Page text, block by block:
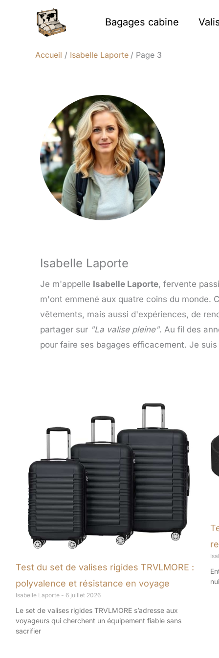
Bagages cabine
Accueil Isabelle Laporte Page 3
Isabelle Laporte
Je m'appelle Isabelle Laporte, fervente
m'ont emmené aux quatre coins du monde.
vêtements, mais aussi d'expériences, de
partager sur "La valise pleine". Au fil des
pour faire ses bagages efficacement. Je
Test du set de valises rigides TRVLMORE :
polyvalence et résistance en voyage
Isabelle Laporte 6 juillet 2026
Le set de valises rigides TRVLMORE s’adresse aux
voyageurs qui cherchent un équipement fiable sans
sacrifier